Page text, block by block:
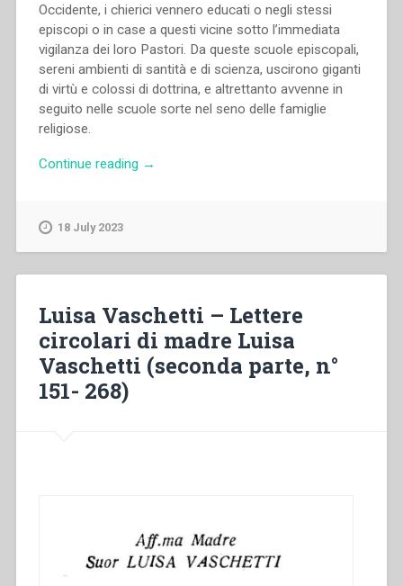
Occidente, i chierici vennero educati o negli stessi
episcopi o in case a questi vicine sotto l’immediata
vigilanza dei loro Pastori. Da queste scuole episcopali,
sereni ambienti di santità e di scienza, uscirono giganti
di virtù e colossi di dottrina, e altrettanto avvenne in
seguito nelle scuole sorte nel seno delle famiglie
religiose.
Continue reading “Pietro
Studentati
filosofici
e
teologici”
→
18 July 2023
Luisa Vaschetti – Lettere
circolari di madre Luisa
Vaschetti (seconda parte, n°
151- 268)